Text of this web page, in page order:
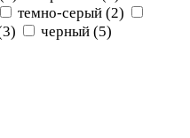
темно-серый (2)
3) черный (5)